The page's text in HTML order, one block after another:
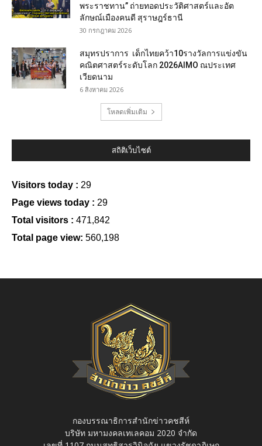
พระราชทาน” ถ่ายทอดประวัติศาสตร์และอัต
ลักษณ์เมืองคนดี สุราษฎร์ธานี
30 กรกฎาคม 2026
สมุทรปราการ เด็กไทยคว้า10รางวัลการแข่งขัน
คณิตศาสตร์ระดับโลก 2026AIMO ณประเทศ
เวียดนาม
6 สิงหาคม 2026
โหลดเพิ่มเติม
สถิติเว็บไซต์
Visitors today : 29
Page views today : 29
Total visitors : 471,842
Total page view: 560,198
กองบรรณาธิการสำนักข่าวคชสีห์
บริษัท มหามงคลเทเลคอม 2020 จำกัด